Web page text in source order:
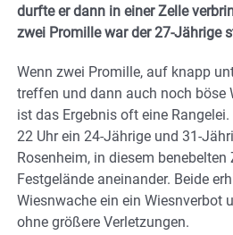
durfte er dann in einer Zelle
zwei Promille war der 27-Jährige
Wenn zwei Promille, auf knapp
treffen und dann auch noch böse
ist das Ergebnis oft eine
22 Uhr ein 24-Jährige und 31-
Rosenheim, in diesem
Festgelände aneinander. Beide
Wiesnwache ein ein Wiesnverbot
ohne größere Verletzungen.